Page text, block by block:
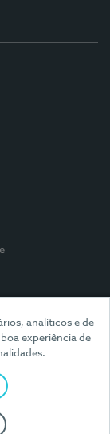
analíticos e de
experiência de